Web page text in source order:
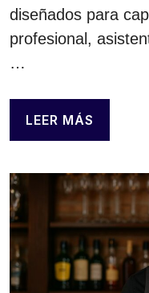
diseñados para
profesional,
…
LEER MÁS